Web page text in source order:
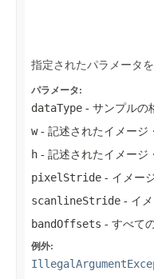
指定されたパラメータを
パラメータ:
dataType - サンプルの
w- 記述されたイメージ
h - 記述されたイメージ
pixelStride - イメー
scanlineStride - イ
bandOffsets - すべて
例外: